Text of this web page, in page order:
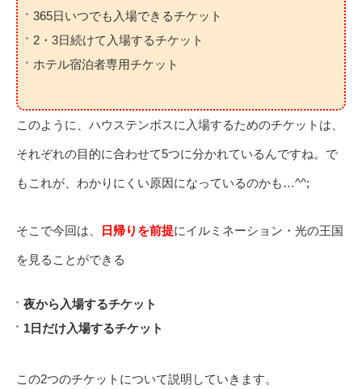
365日いつでも入場できるチケット
2・3日続けて入場するチケット
ホテル宿泊者専用チケット
このように、ハウステンボスに入場するためのチケットは、
それぞれの目的に合わせて5つに分かれているんですね。で
もこれが、わかりにくい原因になっているのかも…^^;
そこで今回は、 日帰りを前提にイルミネーション・光の王国
を見ることができる
夜から入場するチケット
1日だけ入場するチケット
この2つのチケットについて説明していきます。